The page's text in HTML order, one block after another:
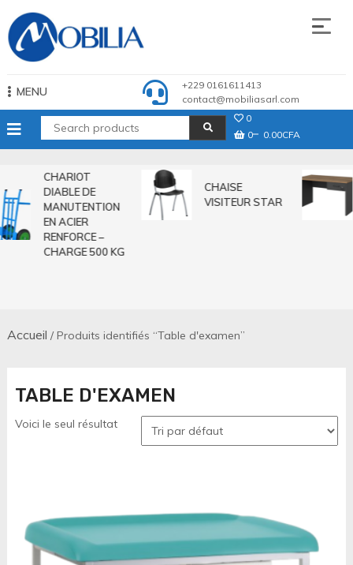
to
content
Mobilia Sarl
MENU
+229 0161611413
contact@mobiliasarl.com
0
0
0.00CFA
CHARIOT
DIABLE DE
MANUTENTION
EN ACIER
RENFORCE –
CHARGE 500 KG
CHAISE
VISITEUR STAR
Accueil / Produits identifiés “Table d'examen”
TABLE D'EXAMEN
Voici le seul résultat